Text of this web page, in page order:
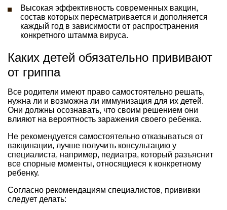
Высокая эффективность современных вакцин,
состав которых пересматривается и дополняется
каждый год в зависимости от распространения
конкретного штамма вируса.
Каких детей обязательно прививают
от гриппа
Все родители имеют право самостоятельно решать,
нужна ли и возможна ли иммунизация для их детей.
Они должны осознавать, что своим решением они
влияют на вероятность заражения своего ребенка.
Не рекомендуется самостоятельно отказываться от
вакцинации, лучше получить консультацию у
специалиста, например, педиатра, который разъяснит
все спорные моменты, относящиеся к конкретному
ребенку.
Согласно рекомендациям специалистов, прививки
следует делать: